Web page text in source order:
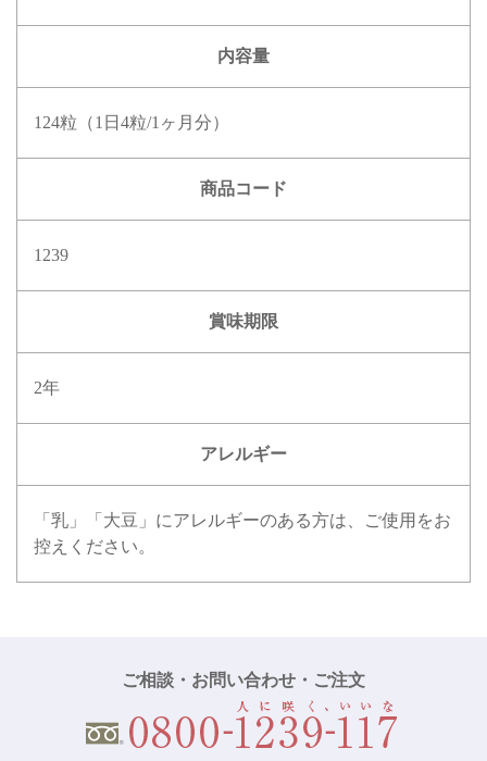
内容量
124粒（1日4粒/1ヶ月分）
商品コード
1239
賞味期限
2年
アレルギー
「乳」「大豆」にアレルギーのある方は、ご使用をお
控えください。
ご相談・お問い合わせ・ご注文